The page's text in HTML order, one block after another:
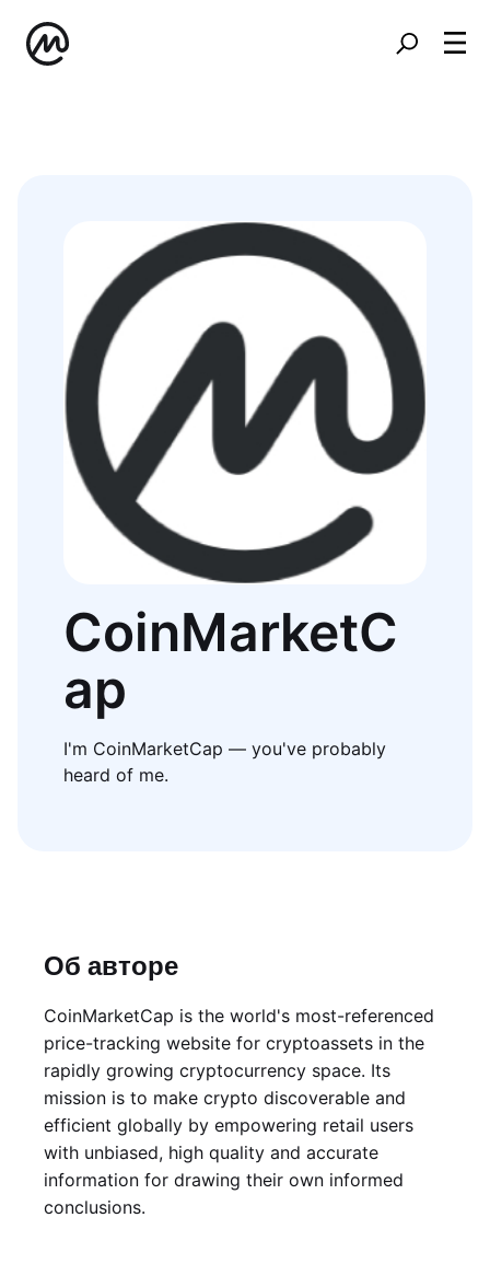
CoinMarketC
ap
I'm CoinMarketCap — you've probably
heard of me.
Об авторе
CoinMarketCap is the world's most-referenced
price-tracking website for cryptoassets in the
rapidly growing cryptocurrency space. Its
mission is to make crypto discoverable and
efficient globally by empowering retail users
with unbiased, high quality and accurate
information for drawing their own informed
conclusions.